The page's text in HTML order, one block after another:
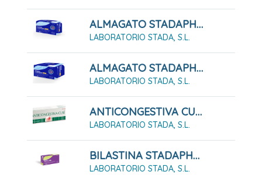
ALMAGATO STADAPHARM 500 24 COMPRIMIDOS MASTICABLES
LABORATORIO STADA, S.L.
ALMAGATO STADAPHARM 500 48 COMPRIMIDOS MASTICABLES
LABORATORIO STADA, S.L.
ANTICONGESTIVA CUSÍ (Pasta Lassar) PASTA CUTANEA 45G
LABORATORIO STADA, S.L.
BILASTINA STADAPHARM 20mg Comprimidos EFG
LABORATORIO STADA, S.L.